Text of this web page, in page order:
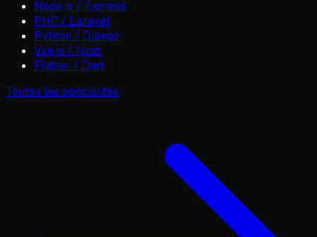
Node.js / Express
PHP / Laravel
Python / Django
Vue.js / Nuxt
Flutter / Dart
Toutes les spécialités